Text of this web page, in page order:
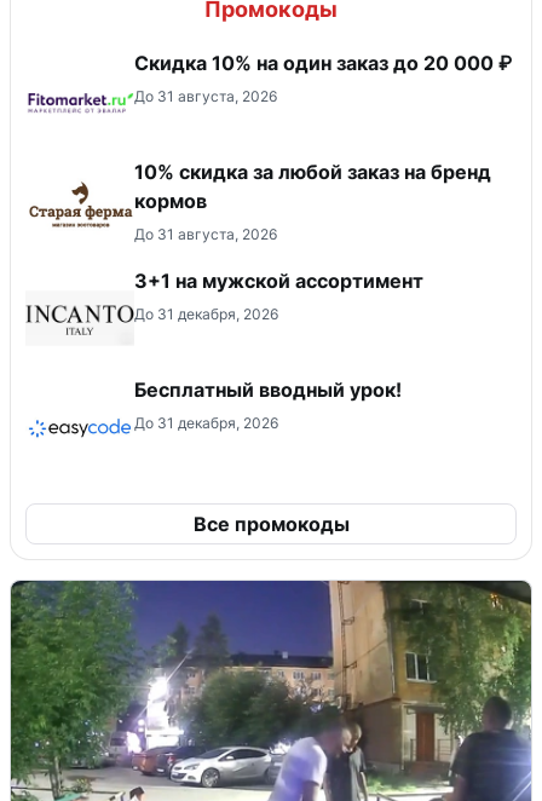
Промокоды
Скидка 10% на один заказ до 20 000 ₽
До 31 августа, 2026
10% скидка за любой заказ на бренд
кормов
До 31 августа, 2026
3+1 на мужской ассортимент
До 31 декабря, 2026
Бесплатный вводный урок!
До 31 декабря, 2026
Все промокоды